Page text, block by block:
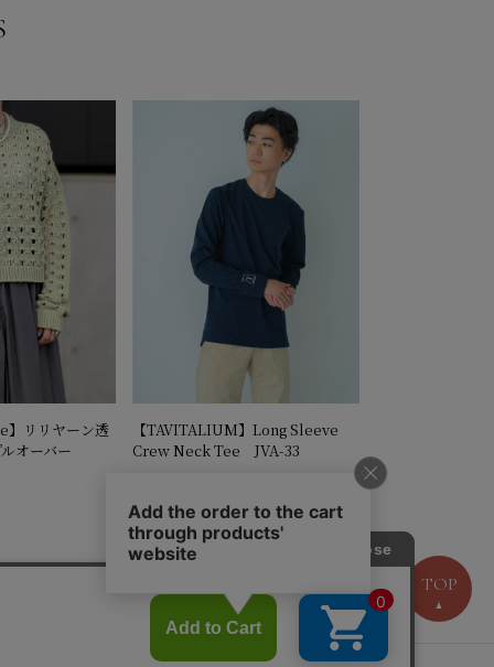
リリヤーン透
オーバー
【TAVITALIUM】Long Sleeve
Crew Neck Tee JVA-33
TOP